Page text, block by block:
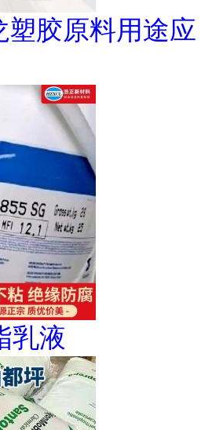
塑胶原料用途应
乳液